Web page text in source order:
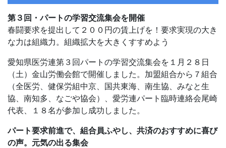
第３回・パートの学習交流集会を開催
春闘要求を提出して２００円の賃上げを！要求実現の大き
な力は組織力。組織拡大を大きくすすめよう
愛知県医労連第３回パートの学習交流集会を１月２８日
（土）金山労働会館で開催しました。加盟組合から７組合
（全医労、健保労組中京、国共東海、南生協、みなと生
協、南知多、なごや協会）、愛労連パート臨時連絡会尾崎
代表、１８名が参加し成功しました。
パート要求前進で、組合員ふやし、共済のおすすめに喜び
の声。元気の出る集会